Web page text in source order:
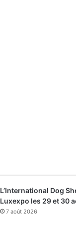
L’International Dog
Luxexpo les 29 et 30
7 août 2026